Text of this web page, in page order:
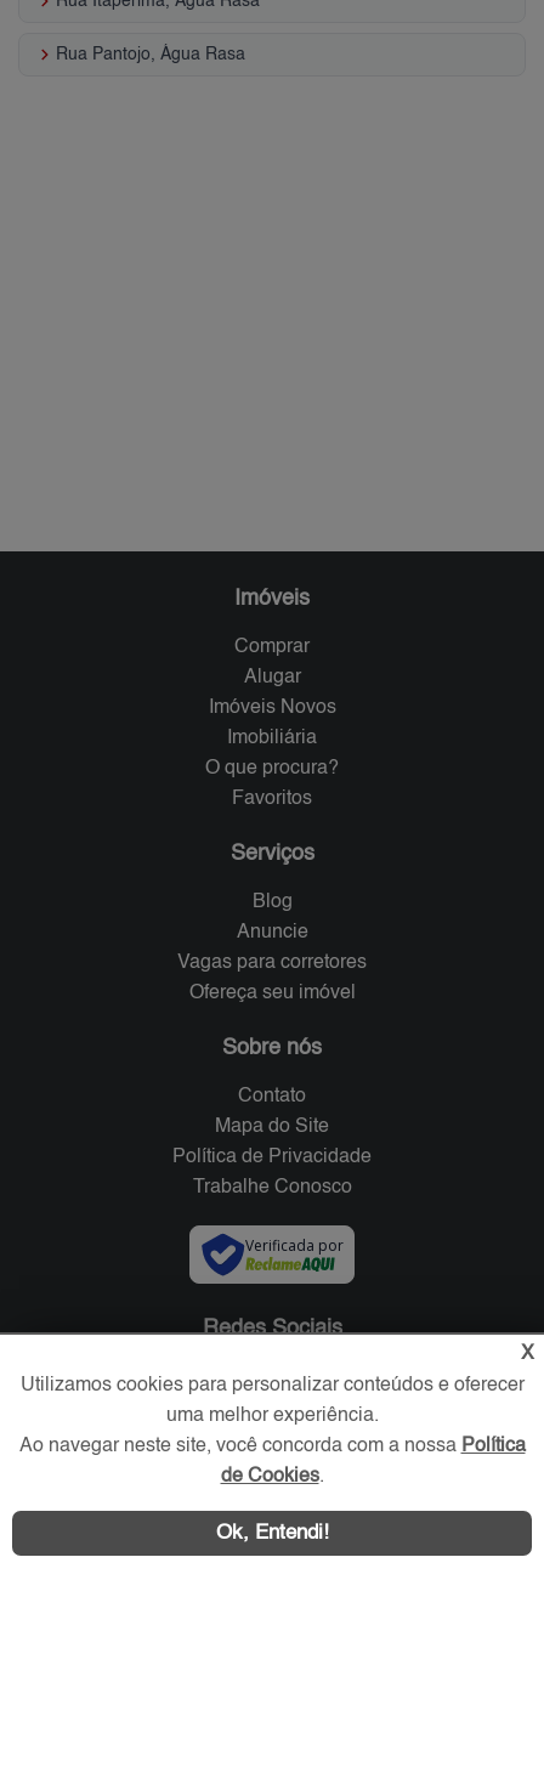
keyboard_arrow_right Rua Pantojo, Água Rasa
Imóveis
Comprar
Alugar
Imóveis Novos
Imobiliária
O que procura?
Favoritos
Serviços
Blog
Anuncie
Vagas para corretores
Ofereça seu imóvel
Sobre nós
Contato
Mapa do Site
Política de Privacidade
Trabalhe Conosco
Verificada por
Redes Sociais
X
Utilizamos cookies para personalizar conteúdos e oferecer
uma melhor experiência.
Ao navegar neste site, você concorda com a nossa Política
de Cookies.
Ok, Entendi!